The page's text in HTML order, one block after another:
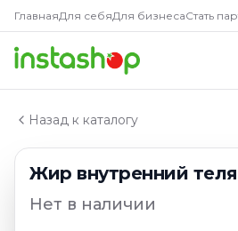
ГлавнаяДля себяДля бизнесаСтать
Назад к каталогу
Жир внутренний
Нет в наличии
Главная
Каталог
Субпродукты мясные
Жир внутренний телятина п/ф